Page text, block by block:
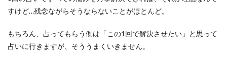
すけど…残念ながらそうならないことがほとんど。
もちろん、占ってもらう側は「この1回で解決させたい」と思って
占いに行きますが、そううまくいきません。